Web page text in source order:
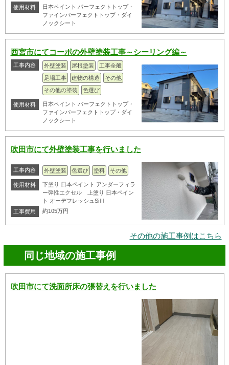
使用材料
日本ペイント パーフェクトトップ・
ファインパーフェクトトップ・ダイ
ノックシート
西宮市にてコーポの外壁塗装工事～シーリング編～
工事内容 外壁塗装 屋根塗装
工事全般
足場工事
建物の構造
その他
その他の塗装
色選び
使用材料
日本ペイント パーフェクトトップ・
ファインパーフェクトトップ・ダイ
ノックシート
吹田市にて外壁塗装工事を行いました
工事内容 外壁塗装 色選び 塗料 その他
使用材料
下塗り 日本ペイント アンダーフィラ
ー弾性エクセル 上塗り 日本ペイン
ト オーデフレッシュSiⅢ
工事費用
約105万円
その他の施工事例はこちら
同じ地域の施工事例
吹田市にて洗面所床の張替えを行いました